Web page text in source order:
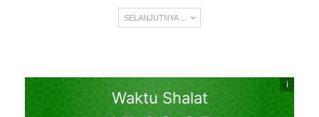
SELANJUTNYA ...